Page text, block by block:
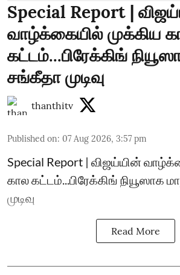
Special Report |
வாழ்க்கையில் முக்கிய
கட்டம்...பிரேக்கிங்
சங்கீதா முடிவு
thanthitv
Published on: 07 Aug 2026, 3:57 pm
Special Report | விஜய்யின்
கால கட்டம்...பிரேக்கிங் நியூஸாக
முடிவு
Read More